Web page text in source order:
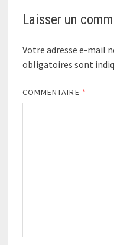
Laisser un
Votre adresse e-mail
obligatoires sont
COMMENTAIRE *